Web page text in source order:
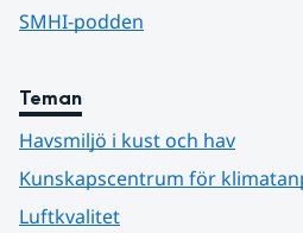
SMHI-podden
Teman
Havsmiljö i kust och hav
Kunskapscentrum för
Luftkvalitet